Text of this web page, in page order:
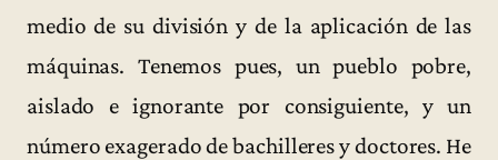
medio de su división y de la aplicación de las
máquinas. Tenemos pues, un pueblo pobre,
aislado e ignorante por consiguiente, y un
número exagerado de bachilleres y doctores. He